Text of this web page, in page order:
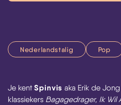
Nederlandstalig Pop
Je kent Spinvis aka Erik de
klassiekers Bagagedrager, Ik Wil